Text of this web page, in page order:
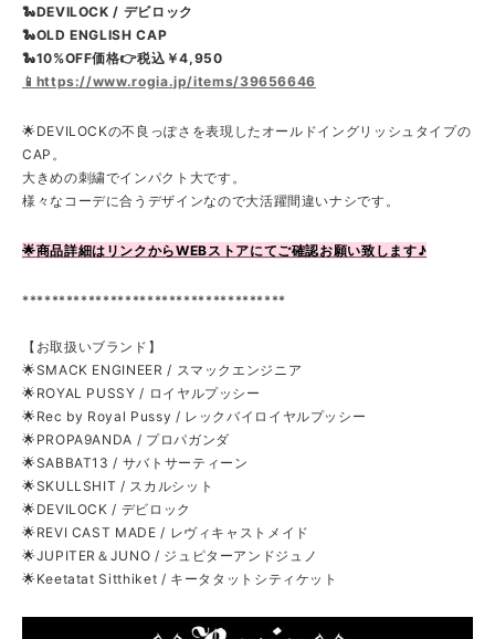
🐍DEVILOCK / デビロック
🐍OLD ENGLISH CAP
🐍10%OFF価格👉税込￥4,950
📱https://www.rogia.jp/items/39656646
🌟DEVILOCKの不良っぽさを表現したオールドイングリッシュタイプの
CAP。
大きめの刺繍でインパクト大です。
様々なコーデに合うデザインなので大活躍間違いナシです。
🌟商品詳細はリンクからWEBストアにてご確認お願い致します♪
************************************
【お取扱いブランド】
🌟SMACK ENGINEER / スマックエンジニア
🌟ROYAL PUSSY / ロイヤルプッシー
🌟Rec by Royal Pussy / レックバイロイヤルプッシー
🌟PROPA9ANDA / プロパガンダ
🌟SABBAT13 / サバトサーティーン
🌟SKULLSHIT / スカルシット
🌟DEVILOCK / デビロック
🌟REVI CAST MADE / レヴィキャストメイド
🌟JUPITER＆JUNO / ジュピターアンドジュノ
🌟Keetatat Sitthiket / キータタットシティケット